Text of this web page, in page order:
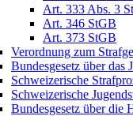
Art. 333 Abs. 3
Art. 346 StGB
Art. 373 StGB
Verordnung zum
Bundesgesetz über das
Schweizerische
Schweizerische
Bundesgesetz über die